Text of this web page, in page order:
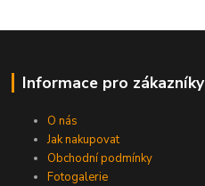
Informace pro zákazníky
O nás
Jak nakupovat
Obchodní podmínky
Fotogalerie